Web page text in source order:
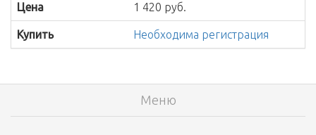
Цена 1 420 руб.
Купить Необходима регистрация
Меню